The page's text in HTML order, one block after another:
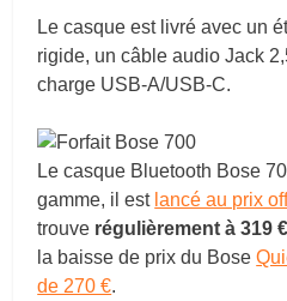
Le casque est livré avec un
rigide, un câble audio Jack
charge USB-A/USB-C.
Le casque Bluetooth Bose
gamme, il est lancé au prix
trouve régulièrement à 319
la baisse de prix du Bose
de 270 €.